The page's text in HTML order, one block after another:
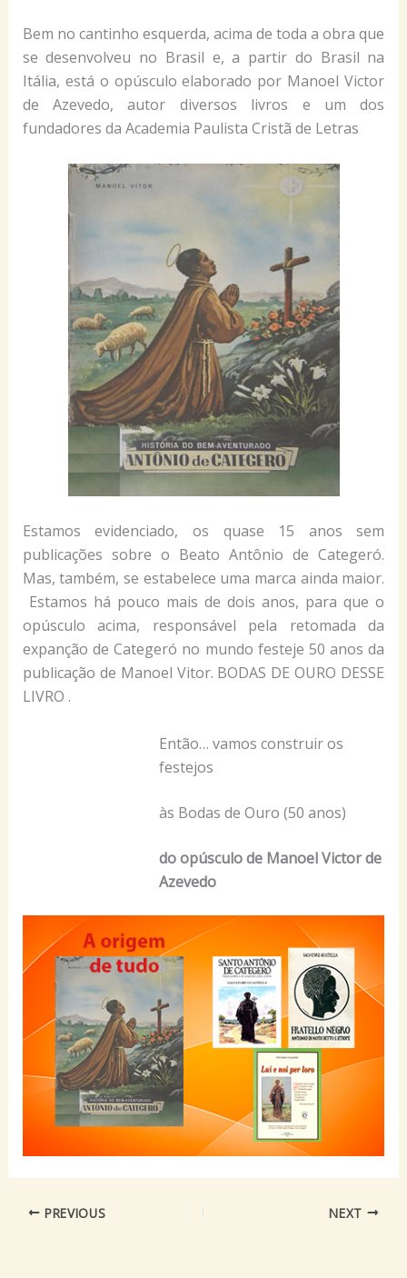
Bem no cantinho esquerda, acima de toda a obra que
se desenvolveu no Brasil e, a partir do Brasil na
Itália, está o opúsculo elaborado por Manoel Victor
de Azevedo, autor diversos livros e um dos
fundadores da Academia Paulista Cristã de Letras
Estamos evidenciado, os quase 15 anos sem
publicações sobre o Beato Antônio de Categeró.
Mas, também, se estabelece uma marca ainda maior.
Estamos há pouco mais de dois anos, para que o
opúsculo acima, responsável pela retomada da
expanção de Categeró no mundo festeje 50 anos da
publicação de Manoel Vitor. BODAS DE OURO DESSE
LIVRO .
Então… vamos construir os
festejos
às Bodas de Ouro (50 anos)
do opúsculo de Manoel Victor de
Azevedo
PREVIOUS NEXT